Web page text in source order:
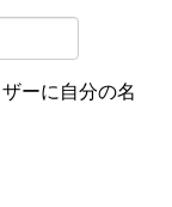
ーに自分の名